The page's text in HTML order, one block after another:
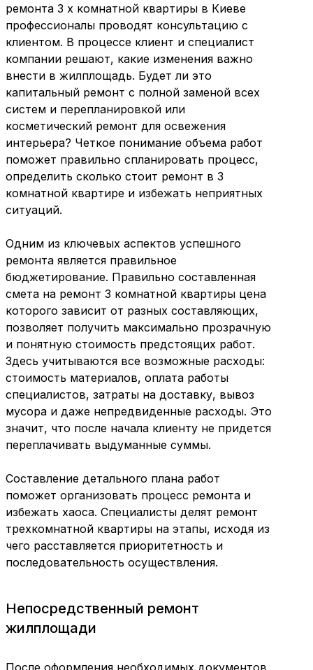
ремонта 3 х комнатной квартиры в Киеве
профессионалы проводят консультацию с
клиентом. В процессе клиент и специалист
компании решают, какие изменения важно
внести в жилплощадь. Будет ли это
капитальный ремонт с полной заменой всех
систем и перепланировкой или
косметический ремонт для освежения
интерьера? Четкое понимание объема работ
поможет правильно спланировать процесс,
определить сколько стоит ремонт в 3
комнатной квартире и избежать неприятных
ситуаций.
Одним из ключевых аспектов успешного
ремонта является правильное
бюджетирование. Правильно составленная
смета на ремонт 3 комнатной квартиры цена
которого зависит от разных составляющих,
позволяет получить максимально прозрачную
и понятную стоимость предстоящих работ.
Здесь учитываются все возможные расходы:
стоимость материалов, оплата работы
специалистов, затраты на доставку, вывоз
мусора и даже непредвиденные расходы. Это
значит, что после начала клиенту не придется
переплачивать выдуманные суммы.
Составление детального плана работ
поможет организовать процесс ремонта и
избежать хаоса. Специалисты делят ремонт
трехкомнатной квартиры на этапы, исходя из
чего расставляется приоритетность и
последовательность осуществления.
Непосредственный ремонт
жилплощади
После оформления необходимых документов,